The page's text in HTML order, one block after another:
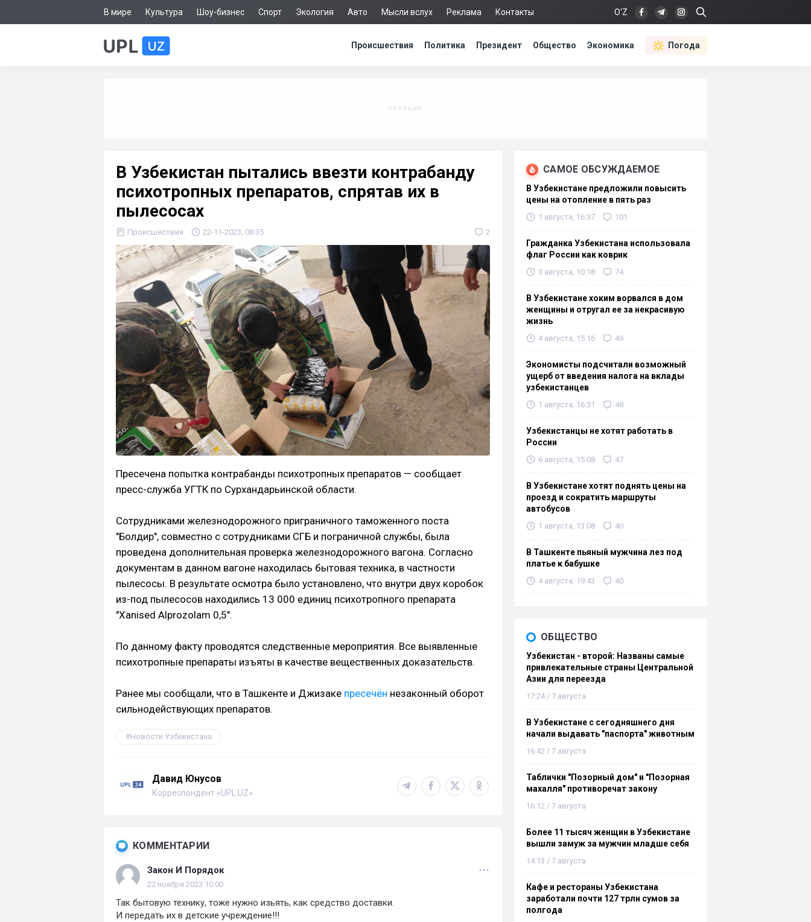
В мире Культура Шоу-бизнес Спорт Экология Авто Мысли вслух Реклама Контакты O‘Z
Происшествия Политика Президент Общество Экономика Погода
В Узбекистан пытались ввезти контрабанду
психотропных препаратов, спрятав их в
пылесосах
Происшествия 22-11-2023, 08:35 2
Пресечена попытка контрабанды психотропных препаратов — сообщает
пресс-служба УГТК по Сурхандарьинской области.
Сотрудниками железнодорожного приграничного таможенного поста
"Болдир", совместно с сотрудниками СГБ и пограничной службы, была
проведена дополнительная проверка железнодорожного вагона. Согласно
документам в данном вагоне находилась бытовая техника, в частности
пылесосы. В результате осмотра было установлено, что внутри двух коробок
из-под пылесосов находились 13 000 единиц психотропного препарата
"Хаnised Alprozolam 0,5".
По данному факту проводятся следственные мероприятия. Все выявленные
психотропные препараты изъяты в качестве вещественных доказательств.
Ранее мы сообщали, что в Ташкенте и Джизаке пресечён незаконный оборот
сильнодействующих препаратов.
Новости Узбекистана
Давид Юнусов
Корреспондент «UPL.UZ»
КОММЕНТАРИИ
Закон И Порядок
22 ноября 2023 10:00
Так бытовую технику, тоже нужно изьять, как средство доставки.
И передать их в детские учреждение!!!
САМОЕ ОБСУЖДАЕМОЕ
В Узбекистане предложили повысить
цены на отопление в пять раз
1 августа, 16:37 101
Гражданка Узбекистана использовала
флаг России как коврик
3 августа, 10:18 74
В Узбекистане хоким ворвался в дом
женщины и отругал ее за некрасивую
жизнь
4 августа, 15:16 49
Экономисты подсчитали возможный
ущерб от введения налога на вклады
узбекистанцев
1 августа, 16:31 48
Узбекистанцы не хотят работать в
России
6 августа, 15:08 47
В Узбекистане хотят поднять цены на
проезд и сократить маршруты
автобусов
1 августа, 13:08 40
В Ташкенте пьяный мужчина лез под
платье к бабушке
4 августа, 19:43 40
ОБЩЕСТВО
Узбекистан - второй: Названы самые
привлекательные страны Центральной
Азии для переезда
17:24 / 7 августа
В Узбекистане с сегодняшнего дня
начали выдавать "паспорта" животным
16:42 / 7 августа
Таблички "Позорный дом" и "Позорная
махалля" противоречат закону
16:12 / 7 августа
Более 11 тысяч женщин в Узбекистане
вышли замуж за мужчин младше себя
14:13 / 7 августа
Кафе и рестораны Узбекистана
заработали почти 127 трлн сумов за
полгода